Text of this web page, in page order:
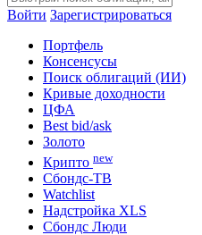
Войти Зарегистрироваться
Портфель
Консенсусы
Поиск облигаций (ИИ)
Кривые доходности
ЦФА
Best bid/ask
Золото
Крипто new
Сбондс-ТВ
Watchlist
Надстройка XLS
Сбондс Люди